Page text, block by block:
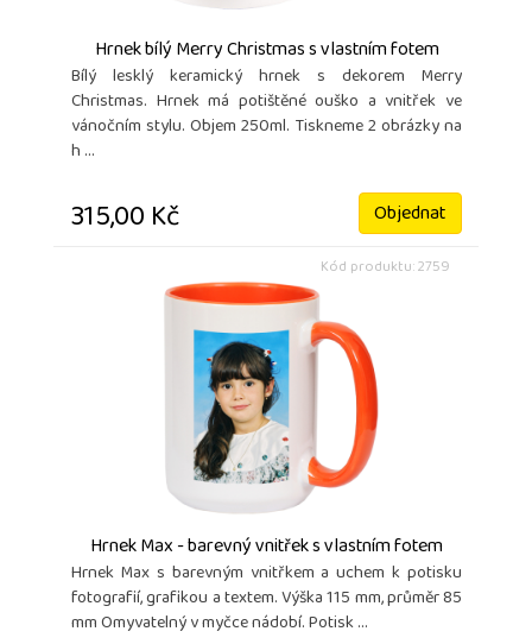
Hrnek bílý Merry Christmas s vlastním fotem
Bílý lesklý keramický hrnek s dekorem Merry
Christmas. Hrnek má potištěné ouško a vnitřek ve
vánočním stylu. Objem 250ml. Tiskneme 2 obrázky na
h ...
315,00 Kč Objednat
Kód produktu: 2759
Hrnek Max - barevný vnitřek s vlastním fotem
Hrnek Max s barevným vnitřkem a uchem k potisku
fotografií, grafikou a textem. Výška 115 mm, průměr 85
mm Omyvatelný v myčce nádobí. Potisk ...